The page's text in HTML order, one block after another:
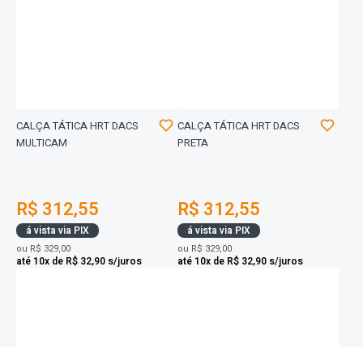
CALÇA TÁTICA HRT DACS
MULTICAM
R$ 312,55
á vista via PIX
ou R$ 329,00
até 10x de R$ 32,90 s/juros
CALÇA TÁTICA HRT DACS
PRETA
R$ 312,55
á vista via PIX
ou R$ 329,00
até 10x de R$ 32,90 s/juros